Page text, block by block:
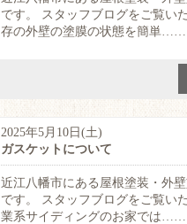
です。 スタッフブログをご覧い
存の外壁の塗膜の状態を簡単……
2025年5月10日(土)
ガスケットについて
近江八幡市にある屋根塗装・外
です。 スタッフブログをご覧い
業系サイディングのお家では……